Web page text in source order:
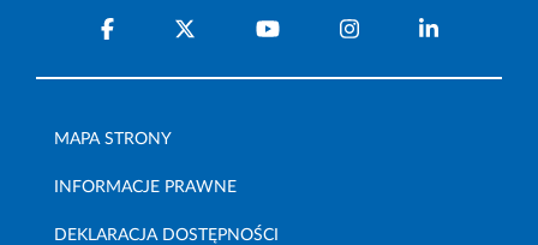
MAPA STRONY
INFORMACJE PRAWNE
DEKLARACJA DOSTĘPNOŚCI